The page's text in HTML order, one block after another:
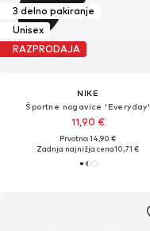
3 delno pakiranje
Unisex
RAZPRODAJA
NIKE
Športne nogavice 'Everyday'
11,90 €
Prvotno: 14,90 €
Zadnja najnižja cena10,71 €